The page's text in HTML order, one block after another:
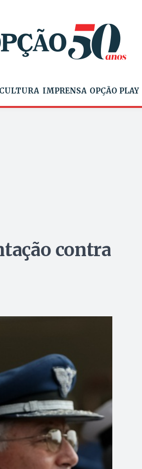
CULTURA IMPRENSA OPÇÃO PLAY
contra